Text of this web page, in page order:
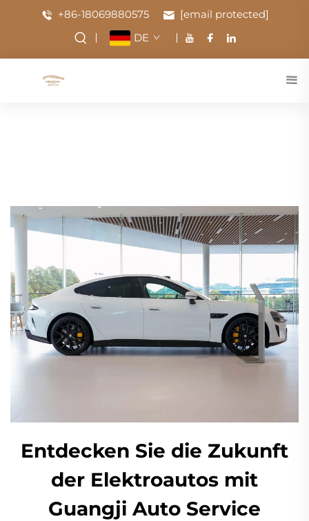
+86-18069880575
[email protected]
DE
Entdecken Sie die Zukunft
der Elektroautos mit
Guangji Auto Service